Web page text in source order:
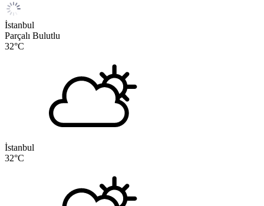
İstanbul
Parçalı Bulutlu
32°C
İstanbul
32°C